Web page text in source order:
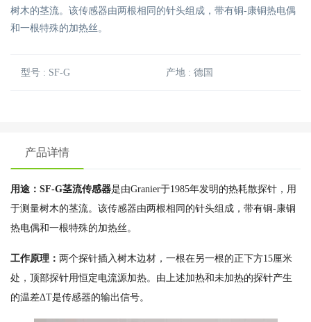
树木的茎流。该传感器由两根相同的针头组成，带有铜-康铜热电偶
和一根特殊的加热丝。
型号 : SF-G 产地 : 德国
产品详情
用途：SF-G茎流传感器是由Granier于1985年发明的热耗散探针，用
于测量树木的茎流。该传感器由两根相同的针头组成，带有铜-康铜
热电偶和一根特殊的加热丝。
工作原理： 两个探针插入树木边材，一根在另一根的正下方15厘米
处，顶部探针用恒定电流源加热。由上述加热和未加热的探针产生
的温差ΔT是传感器的输出信号。